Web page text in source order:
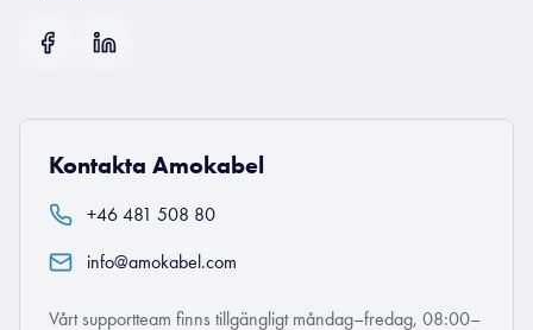
Kontakta Amokabel
+46 481 508 80
info@amokabel.com
Vårt supportteam finns tillgängligt måndag–fredag, 08:00–